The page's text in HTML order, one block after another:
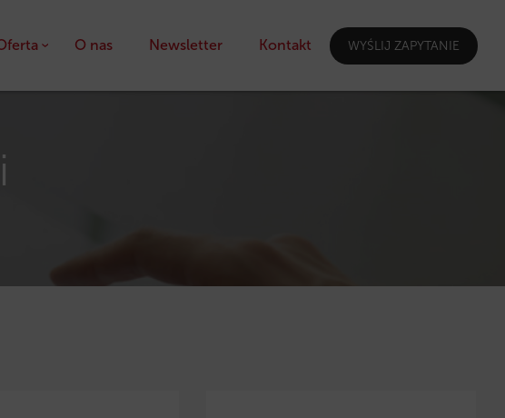
O nas Newsletter Kontakt WYŚLIJ ZAPYTANIE